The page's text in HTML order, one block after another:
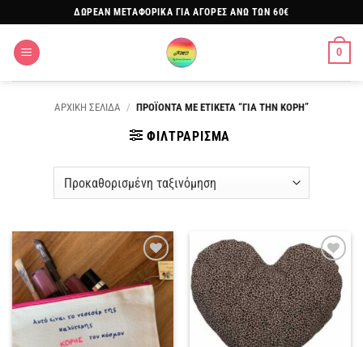
στο
περιεχόμενο
ΔΩΡΕΑΝ ΜΕΤΑΦΟΡΙΚΑ ΓΙΑ ΑΓΟΡΕΣ ΑΝΩ ΤΩΝ 60€
0
ΑΡΧΙΚΗ ΣΕΛΙΔΑ / ΠΡΟΪΟΝΤΑ ΜΕ ΕΤΙΚΕΤΑ “ΓΙΑ ΤΗΝ ΚΟΡΗ”
ΦΙΛΤΡΑΡΙΣΜΑ
Πρόσθήκη
στην
λίστα
επιθυμιών
Πρόσθήκη
στην
λίστα
επιθυμιών